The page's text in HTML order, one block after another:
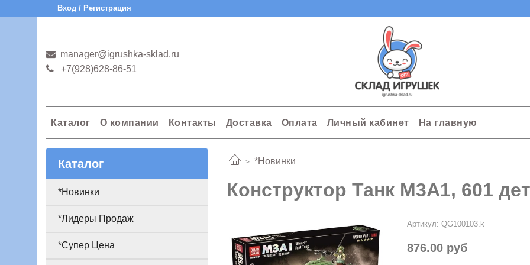
Вход / Регистрация
manager@igrushka-sklad.ru
+7(928)628-86-51
Каталог О компании Контакты Доставка Оплата Личный кабинет На главную
*Новинки
Конструктор Танк M3A1, 601
Артикул: QG100103.k
876.00 руб
Каталог
*Новинки
*Лидеры Продаж
*Супер Цена